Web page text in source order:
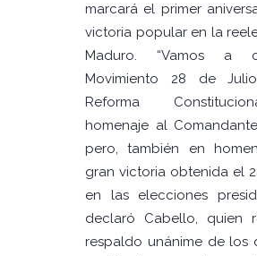
marcará el primer
victoria popular en la
Maduro. “Vamos a
Movimiento 28 de
Reforma
homenaje al
pero, también en
gran victoria obtenida el
en las elecciones
declaró Cabello, quien
respaldo unánime de los